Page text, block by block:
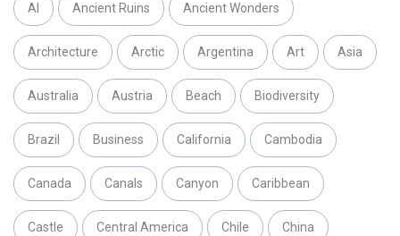
AI Ancient Ruins Ancient Wonders
Architecture Arctic Argentina Art Asia
Australia Austria Beach Biodiversity
Brazil Business California Cambodia
Canada Canals Canyon Caribbean
Castle Central America Chile China